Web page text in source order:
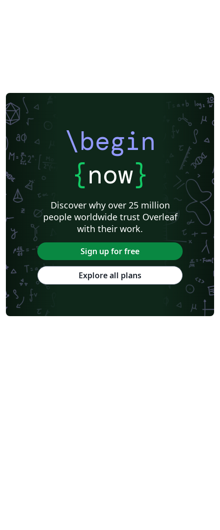
\begin
{now}
Discover why over 25 million
people worldwide trust Overleaf
with their work.
Sign up for free
Explore all plans